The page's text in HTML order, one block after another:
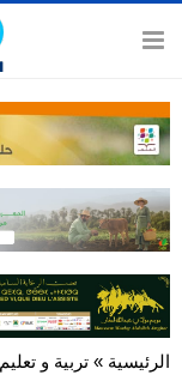
الرئيسية » تربية و تعليم